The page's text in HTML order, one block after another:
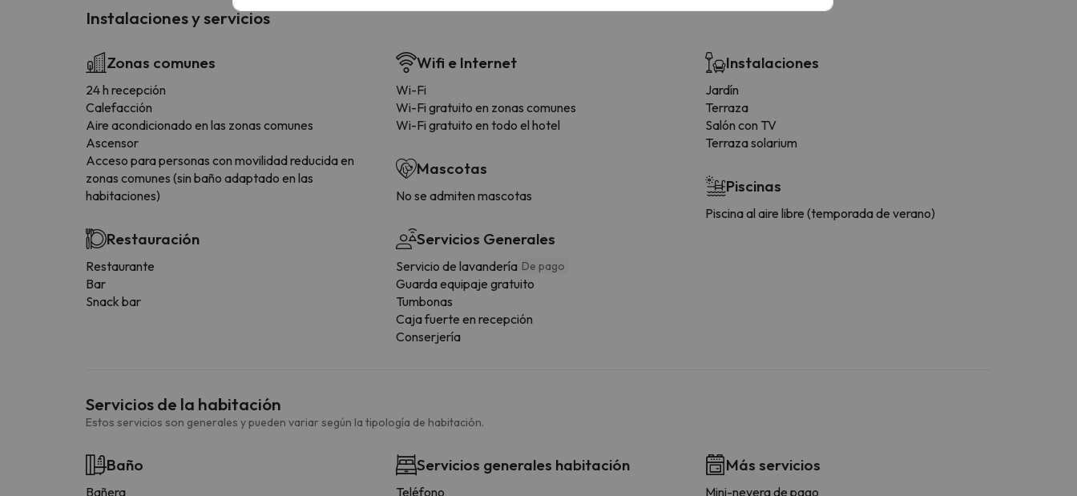
Instalaciones y servicios
Zonas comunes
24 h recepción
Calefacción
Aire acondicionado en las zonas comunes
Ascensor
Acceso para personas con movilidad reducida en
zonas comunes (sin baño adaptado en las
habitaciones)
Restauración
Restaurante
Bar
Snack bar
Wifi e Internet
Wi-Fi
Wi-Fi gratuito en zonas comunes
Wi-Fi gratuito en todo el hotel
Mascotas
No se admiten mascotas
Servicios Generales
Servicio de lavandería De pago
Guarda equipaje gratuito
Tumbonas
Caja fuerte en recepción
Conserjería
Instalaciones
Jardín
Terraza
Salón con TV
Terraza solarium
Piscinas
Piscina al aire libre (temporada de verano)
Servicios de la habitación
Estos servicios son generales y pueden variar según la tipología de habitación.
Baño
Bañera
Servicios generales habitación
Teléfono
Más servicios
Mini-nevera de pago